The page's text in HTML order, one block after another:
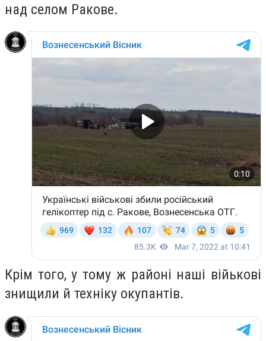
над селом Ракове.
Крім того, у тому ж районі наші війькові
знищили й техніку окупантів.